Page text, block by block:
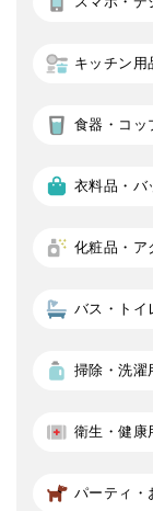
キッチン用
食器・コッ
衣料品・バ
化粧品・ア
バス・トイ
掃除・洗濯
衛生・健康
パーティ・